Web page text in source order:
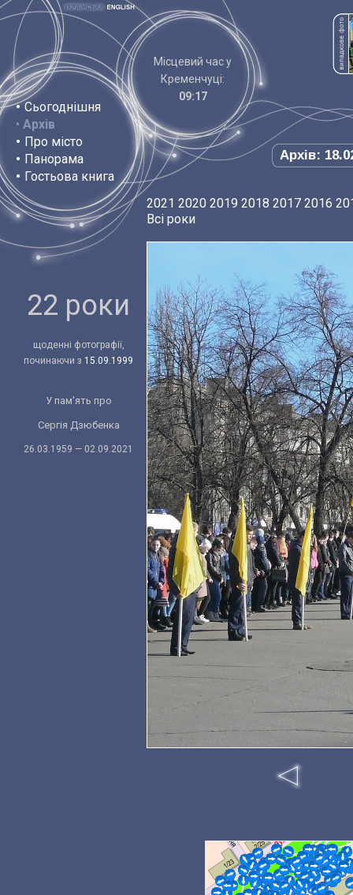
• Сьогоднішня
• Архів
• Про місто
• Панорама
• Гостьова книга
Місцевий час у
Кременчуці:
09:17
Архів:
22 роки
щоденні фотографії,
починаючи з 15.09.1999
У пам'ять про
Сергія Дзюбенка
26.03.1959 — 02.09.2021
2021 2020 2019 2018 2017 2016
Всі роки